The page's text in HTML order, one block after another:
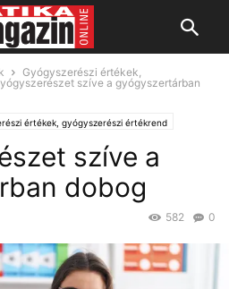
Gyógyszerészi értékek,
szíve a gyógyszertárban
értékek, gyógyszerészi értékrend
szíve a
dobog
0
582